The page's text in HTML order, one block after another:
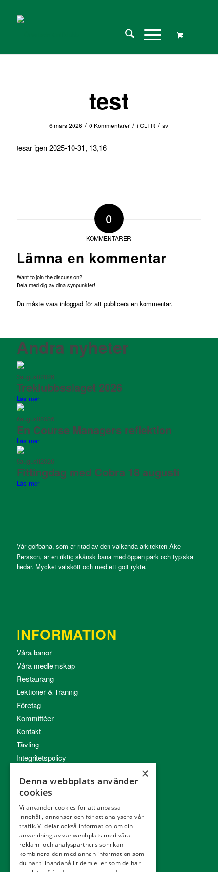
test
6 mars 2026 / 0 Kommentarer / iGLFR / av
tesar igen 2025-10-31, 13,16
0
KOMMENTARER
Lämna en kommentar
Want to join the discussion?
Dela med dig av dina synpunkter!
Du måste vara inloggadför att publicera en kommentar.
Andra nyheter
3augusti2026
Treklubbsslaget 2026
Läs mer
6augusti2026
En Course Managers reflektion
Läs mer
5augusti2026
Fittingdag med Cobra 18 augusti
Läs mer
Vår golfbana, som är ritad av den välkända arkitekten Åke
Persson, är en riktig skånsk bana med öppen park och typiska
hedar. Mycket välskött och med ett gott rykte.
INFORMATION
Våra banor
Våra medlemskap
Restaurang
Lektioner & Träning
Företag
Kommittéer
Kontakt
Tävling
Integritetspolicy
KONTAKT
Örestads Golfklubb
Golfvägen
×
Denna webbplats använder
cookies
Vi använder cookies för att anpassa
innehåll, annonser och för att analysera vår
trafik. Vi delar också information om din
användning av vår webbplats med våra
reklam- och analyspartners som kan
kombinera den med annan information som
du har tillhandahållit dem eller som de har